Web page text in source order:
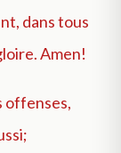
dans tous
Amen!
offenses,